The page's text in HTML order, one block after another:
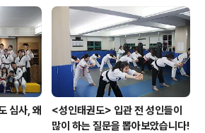
니다. 분비된다고해도 30분
스트레스에도 금방 재생이
아시겠죠? 몸을 움츠리고
’이 ..
심사, 왜
<성인태권도> 입관 전 성인들이
많이 하는 질문을 뽑아보았습니다!